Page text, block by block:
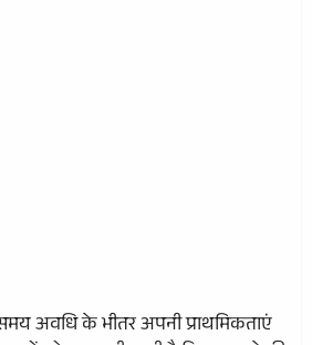
समय अवधि के भीतर अपनी प्राथमिकताएं